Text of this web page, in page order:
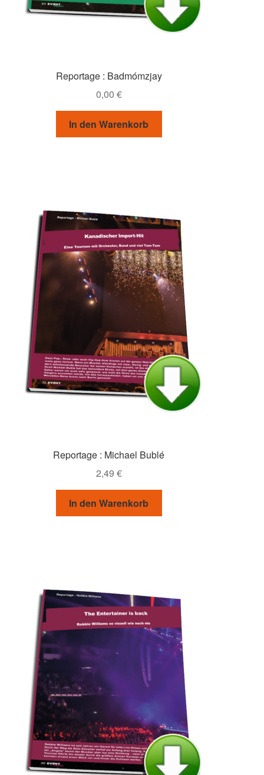
Reportage : Badmómzjay
0,00 €
In den Warenkorb
Reportage : Michael Bublé
2,49 €
In den Warenkorb